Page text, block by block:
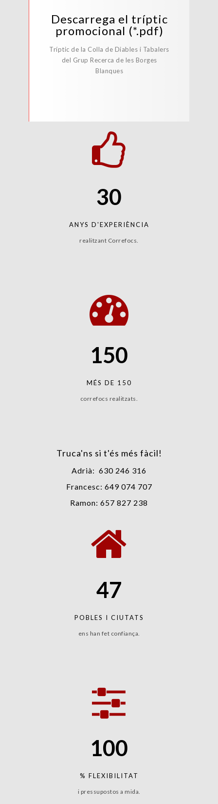
Descarrega el tríptic
promocional (*.pdf)
Tríptic de la Colla de Diables i Tabalers
del Grup Recerca de les Borges
Blanques
30
ANYS D'EXPERIÈNCIA
realitzant Correfocs.
150
MÉS DE 150
correfocs realitzats.
Truca'ns si t'és més fàcil!
Adrià: 630 246 316
Francesc: 649 074 707
Ramon: 657 827 238
47
POBLES I CIUTATS
ens han fet confiança.
100
% FLEXIBILITAT
i pressupostos a mida.